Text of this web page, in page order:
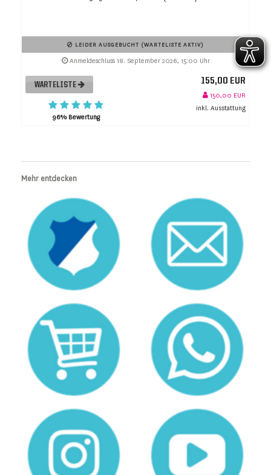
LEIDER AUSGEBUCHT (WARTELISTE AKTIV)
Anmeldeschluss 18. September 2026, 15:00 Uhr
WARTELISTE
96% Bewertung
155,00 EUR
150,00 EUR
inkl. Ausstattung
Mehr entdecken